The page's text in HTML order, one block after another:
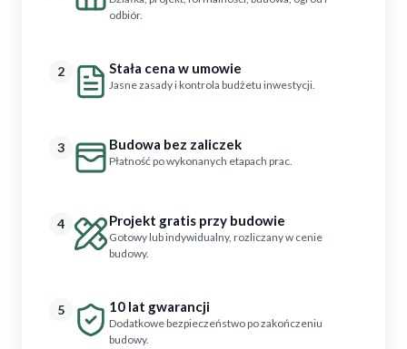
odbiór.
2 Stała cena w umowie
Jasne zasady i kontrola budżetu inwestycji.
3 Budowa bez zaliczek
Płatność po wykonanych etapach prac.
4 Projekt gratis przy budowie
Gotowy lub indywidualny, rozliczany w cenie
budowy.
5 10 lat gwarancji
Dodatkowe bezpieczeństwo po zakończeniu
budowy.